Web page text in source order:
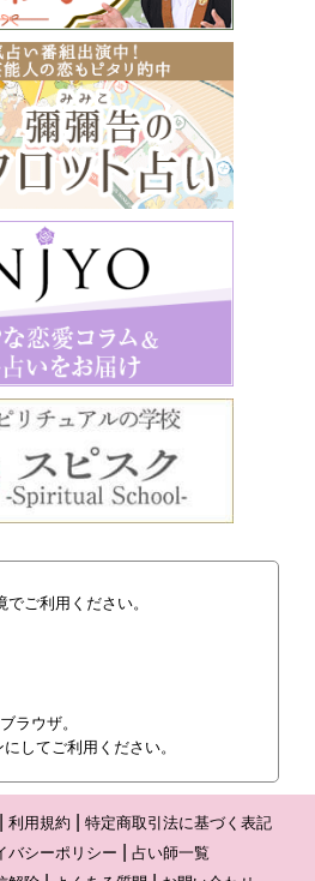
でご利用ください。
ラウザ。
してご利用ください。
利用規約
特定商取引法に基づく表記
バシーポリシー
占い師一覧